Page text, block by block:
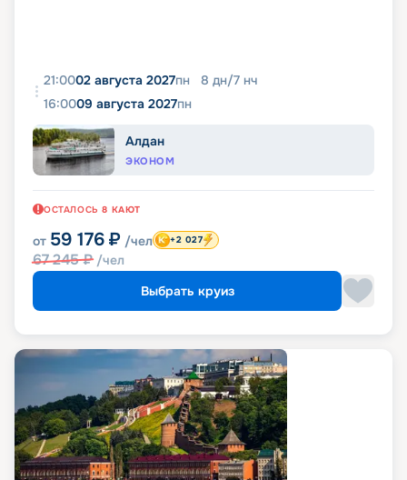
21:0002 августа 2027пн 8 дн/7 нч
16:0009 августа 2027пн
Алдан
ЭКОНОМ
ОСТАЛОСЬ 8 КАЮТ
от 59 176 ₽ /чел
67 245₽ /чел
+2 027
Выбрать круиз